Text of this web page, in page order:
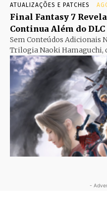
ATUALIZAÇÕES E PATCHES
Final Fantasy 7
Continua Além do DLC
Sem Conteúdos Adicionais
Trilogia Naoki Hamaguchi,
-